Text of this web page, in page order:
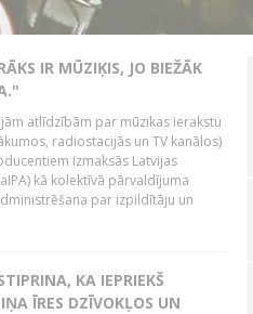
IR MŪZIĶIS, JO BIEŽĀK
atlīdzībām par mūzikas ierakstu
radiostacijās un TV kanālos)
izmaksās Latvijas
kā kolektīvā pārvaldījuma
par izpildītāju un
KA IEPRIEKŠ
ĪRES DZĪVOKĻOS UN